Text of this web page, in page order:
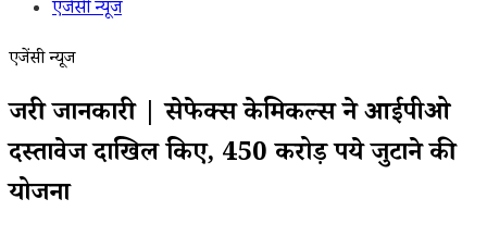
एजेंसी न्यूज
एजेंसी न्यूज
जरुरी जानकारी | सेफेक्स केमिकल्स ने आईपीओ
दस्तावेज दाखिल किए, 450 करोड़ रुपये जुटाने की
योजना